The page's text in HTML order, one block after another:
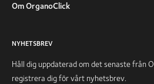
Om OrganoClick
NYHETSBREV
Håll dig uppdaterad om det senaste från
registrera dig för vårt nyhetsbrev.